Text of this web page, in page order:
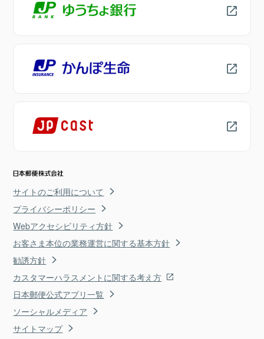
サイトのご利用について
プライバシーポリシー
Webアクセシビリティ方針
お客さま本位の業務運営に関する基本方針
勧誘方針
カスタマーハラスメントに関する考え方
日本郵便公式アプリ一覧
ソーシャルメディア
サイトマップ